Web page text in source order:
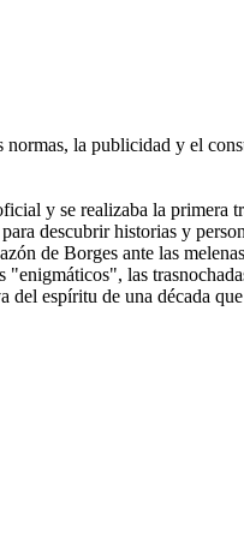
la publicidad y el
y se realizaba la primera
descubrir historias y
de Borges ante las
las
espíritu de una década